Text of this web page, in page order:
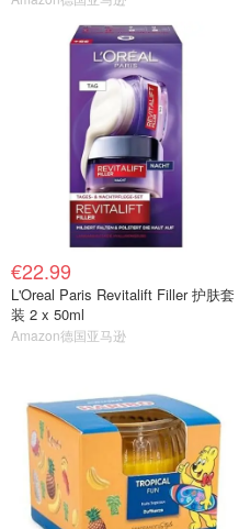
€22.99
L'Oreal Paris Revitalift Filler 护肤套
装 2 x 50ml
Amazon德国亚马逊